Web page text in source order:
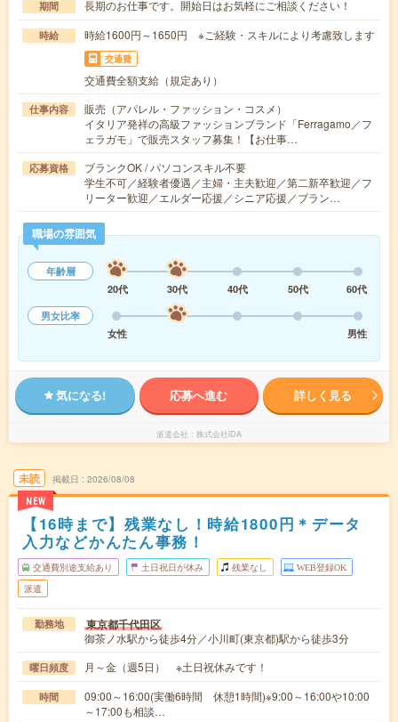
期間 長期のお仕事です。開始日はお気軽にご相談ください！
時給 時給1600円～1650円 ※ご経験・スキルにより考慮致します
交通費
交通費全額支給（規定あり）
仕事内容
販売（アパレル・ファッション・コスメ）
イタリア発祥の高級ファッションブランド「Ferragamo／フ
ェラガモ」で販売スタッフ募集！【お仕事…
応募資格
ブランクOK / パソコンスキル不要
学生不可／経験者優遇／主婦・主夫歓迎／第二新卒歓迎／フ
リーター歓迎／エルダー応援／シニア応援／ブラン…
職場の雰囲気
年齢層
20代
30代 40代 50代
60代
男女比率
女性
男性
気になる! 応募へ進む 詳しく見る
派遣会社 株式会社iDA
未読
NEW
掲載日 2026/08/08
【16時まで】残業なし！時給1800円＊データ
入力などかんたん事務！
交通費別途支給あり 土日祝日が休み 残業なし WEB登録OK
派遣
勤務地 東京都千代田区
御茶ノ水駅から徒歩4分／小川町(東京都)駅から徒歩3分
曜日頻度 月～金（週5日） ※土日祝休みです！
時間
09:00～16:00(実働6時間 休憩1時間)※9:00～16:00や10:00
～17:00も相談…